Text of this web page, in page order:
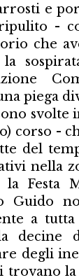
e
-
che
piega
svolte
corso -
del
nella
Festa
Guido
a
degli
trovano